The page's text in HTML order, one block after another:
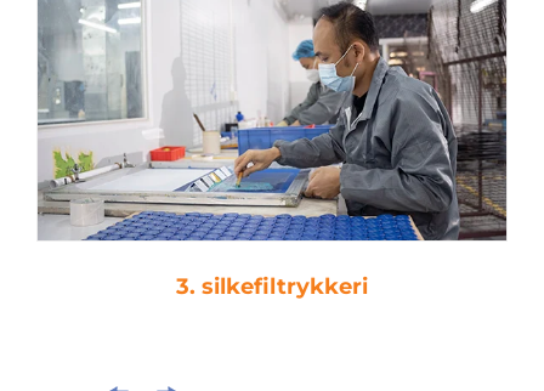
3. silkefiltrykkeri